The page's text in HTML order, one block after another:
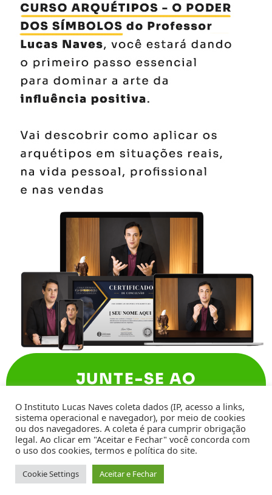
JUNTE-SE AO
Instituto Lucas Naves LTDA - CNPJ
28.681.968/0001-40
O Instituto Lucas Naves coleta dados (IP, acesso a links,
sistema operacional e navegador), por meio de cookies
ou dos navegadores. A coleta é para cumprir obrigação
legal. Ao clicar em "Aceitar e Fechar" você concorda com
o uso dos cookies, termos e política do site.
Cookie Settings Aceitar e Fechar